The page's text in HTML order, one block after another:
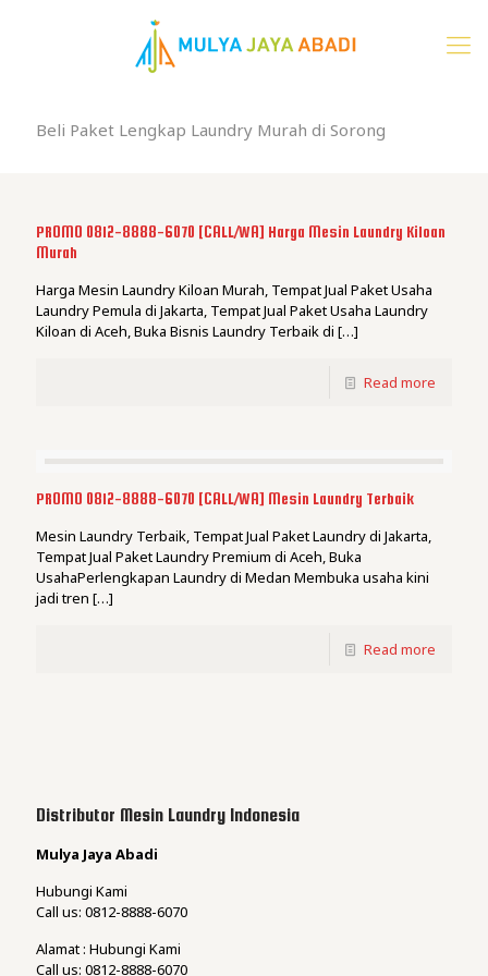
Beli Paket Lengkap Laundry Murah di Sorong
PROMO 0812-8888-6070 [CALL/WA] Harga Mesin Laundry Kiloan
Murah
Harga Mesin Laundry Kiloan Murah, Tempat Jual Paket Usaha
Laundry Pemula di Jakarta, Tempat Jual Paket Usaha Laundry
Kiloan di Aceh, Buka Bisnis Laundry Terbaik di […]
Read more
PROMO 0812-8888-6070 [CALL/WA] Mesin Laundry Terbaik
Mesin Laundry Terbaik, Tempat Jual Paket Laundry di Jakarta,
Tempat Jual Paket Laundry Premium di Aceh, Buka
UsahaPerlengkapan Laundry di Medan Membuka usaha kini
jadi tren […]
Read more
Distributor Mesin Laundry Indonesia
Mulya Jaya Abadi
Hubungi Kami
Call us: 0812-8888-6070
Alamat : Hubungi Kami
Call us: 0812-8888-6070